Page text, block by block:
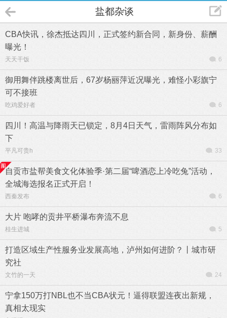
盐都杂谈
CBA快讯，徐杰抵达四川，正式签约新合同，新身份、薪酬
曝光！
天天干饭 6
御用舞伴跳楼离世后，67岁杨丽萍近况曝光，难怪小彩旗宁
可不接班
吃鸡爱好者 6
四川！高温与降雨天已锁定，8月4日天气，雷雨阵风分布如
下
平凡可贵h 33
自贡市盐帮美食文化体验季·第二届“啤酒恋上冷吃兔”活动，
全城海选报名正式开启！
西秦发布 6
大片 咆哮的贡井平桥瀑布奔流不息
桂生进城 5
打造区域生产性服务业发展高地，泸州如何进阶？丨城市研
究社
文竹的一天 24
宁拿150万打NBL也不当CBA状元！逼得联盟连夜出新规，
真相太现实